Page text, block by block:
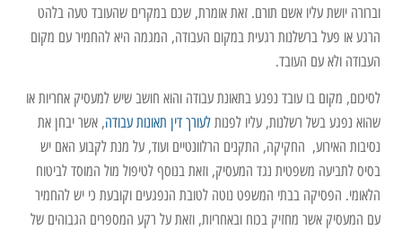
וברורה יושת עליו אשם תורם. זאת אומרת, שכם במקרים שהעובד טעה בלהט
הרגע או פעל ברשלנות רגעית במקום העבודה, המגמה היא להחמיר עם מקום
העבודה ולא עם העובד.
לסיכום, מקום בו עובד נפגע בתאונת עבודה והוא חושב שיש למעסיק אחריות או
שהוא נפגע בשל רשלנות, עליו לפנות לעורך דין תאונות עבודה, אשר יבחן את
נסיבות האירוע, החקיקה, התקנים הרלוונטיים ועוד, על מנת לקבוע האם יש
בסיס לתביעה משפטית נגד המעסיק, וזאת בנוסף לטיפול מול המוסד לביטוח
הלאומי. הפסיקה בבתי המשפט נוטה לטובת הנפגעים וקובעת כי יש להחמיר
עם המעסיק אשר מחזיק בכוח ובאחריות, וזאת על רקע המספרים הגבוהים של